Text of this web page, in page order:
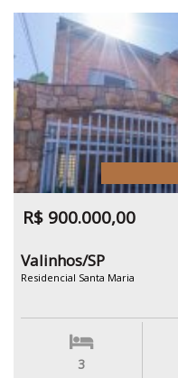
R$ 900.000,00
Valinhos/SP
Residencial Santa Maria
3